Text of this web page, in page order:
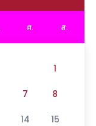
ศ. ส.
1
7 8
14 15